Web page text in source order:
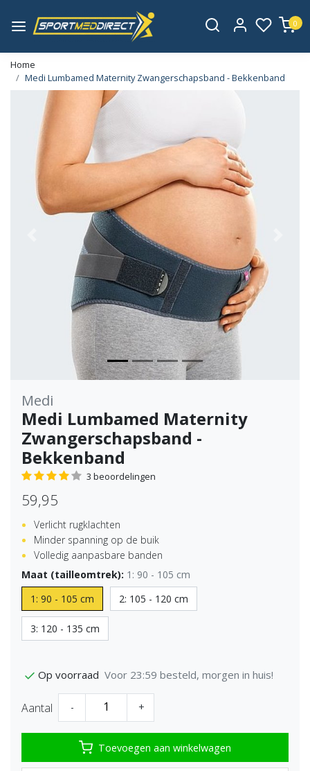
0
Home
Medi Lumbamed Maternity Zwangerschapsband - Bekkenband
Medi
Medi Lumbamed Maternity
Zwangerschapsband -
Bekkenband
3 beoordelingen
59,95
Verlicht rugklachten
Minder spanning op de buik
Volledig aanpasbare banden
Maat (tailleomtrek): 1: 90 - 105 cm
1: 90 - 105 cm
2: 105 - 120 cm
3: 120 - 135 cm
Op voorraad Voor 23:59 besteld, morgen in huis!
Aantal - +
Toevoegen aan winkelwagen